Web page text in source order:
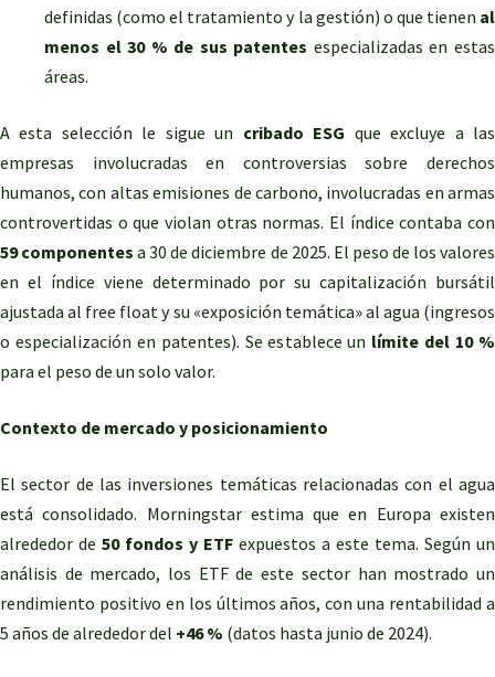
definidas (como el tratamiento y la gestión) o que tienen al
menos el 30 % de sus patentes especializadas en estas
áreas.
A esta selección le sigue un cribado ESG que excluye a las
empresas involucradas en controversias sobre derechos
humanos, con altas emisiones de carbono, involucradas en armas
controvertidas o que violan otras normas. El índice contaba con
59 componentes a 30 de diciembre de 2025. El peso de los valores
en el índice viene determinado por su capitalización bursátil
ajustada al free float y su «exposición temática» al agua (ingresos
o especialización en patentes). Se establece un límite del 10 %
para el peso de un solo valor.
Contexto de mercado y posicionamiento
El sector de las inversiones temáticas relacionadas con el agua
está consolidado. Morningstar estima que en Europa existen
alrededor de 50 fondos y ETF expuestos a este tema. Según un
análisis de mercado, los ETF de este sector han mostrado un
rendimiento positivo en los últimos años, con una rentabilidad a
5 años de alrededor del +46 % (datos hasta junio de 2024).